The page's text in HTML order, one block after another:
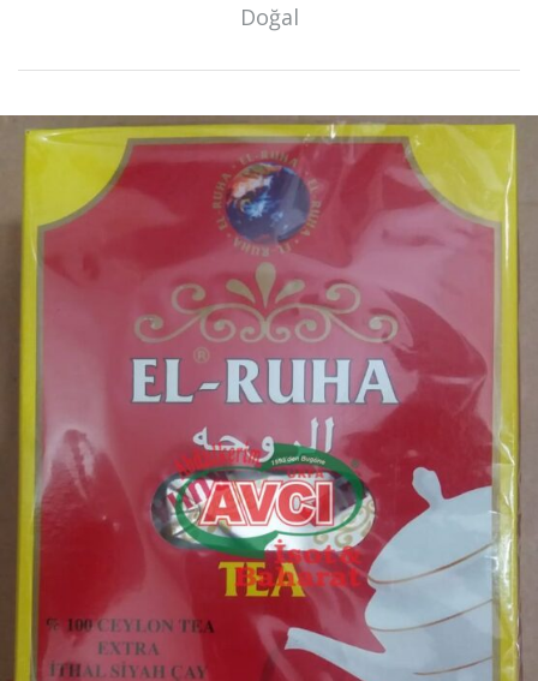
Doğal